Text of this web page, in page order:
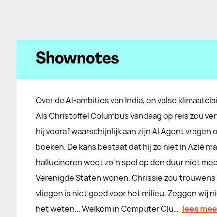
Shownotes
Over de AI-ambities van India, en valse
Als Christoffel Columbus vandaag op reis zou
hij vooraf waarschijnlijk aan zijn AI Agent vragen
boeken. De kans bestaat dat hij zo niet in Azië
hallucineren weet zo'n spel op den duur niet
Verenigde Staten wonen. Chrissie zou
vliegen is niet goed voor het milieu. Zeggen wij
het weten... Welkom in Computer Clu… lees